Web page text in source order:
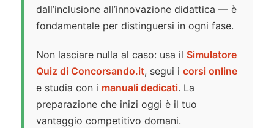
dall’inclusione all’innovazione didattica — è
fondamentale per distinguersi in ogni fase.
Non lasciare nulla al caso: usa il Simulatore
Quiz di Concorsando.it, segui i corsi online
e studia con i manuali dedicati. La
preparazione che inizi oggi è il tuo
vantaggio competitivo domani.